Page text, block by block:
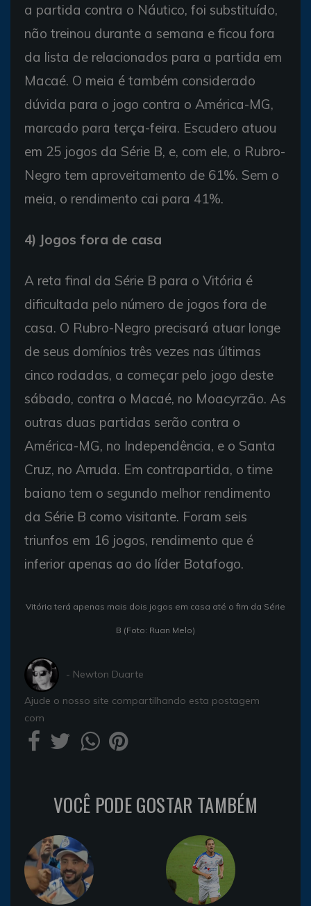
a partida contra o Náutico, foi substituído,
não treinou durante a semana e ficou fora
da lista de relacionados para a partida em
Macaé. O meia é também considerado
dúvida para o jogo contra o América-MG,
marcado para terça-feira. Escudero atuou
em 25 jogos da Série B, e, com ele, o Rubro-
Negro tem aproveitamento de 61%. Sem o
meia, o rendimento cai para 41%.
4) Jogos fora de casa
A reta final da Série B para o Vitória é
dificultada pelo número de jogos fora de
casa. O Rubro-Negro precisará atuar longe
de seus domínios três vezes nas últimas
cinco rodadas, a começar pelo jogo deste
sábado, contra o Macaé, no Moacyrzão. As
outras duas partidas serão contra o
América-MG, no Independência, e o Santa
Cruz, no Arruda. Em contrapartida, o time
baiano tem o segundo melhor rendimento
da Série B como visitante. Foram seis
triunfos em 16 jogos, rendimento que é
inferior apenas ao do líder Botafogo.
Vitória terá apenas mais dois jogos em casa até o fim da Série
B (Foto: Ruan Melo)
- Newton Duarte
Ajude o nosso site compartilhando esta postagem
com
VOCÊ PODE GOSTAR TAMBÉM